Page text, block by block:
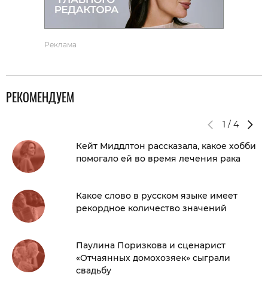
Реклама
РЕКОМЕНДУЕМ
1 / 4
Кейт Миддлтон рассказала, какое хобби
помогало ей во время лечения рака
Какое слово в русском языке имеет
рекордное количество значений
Паулина Поризкова и сценарист
«Отчаянных домохозяек» сыграли
свадьбу